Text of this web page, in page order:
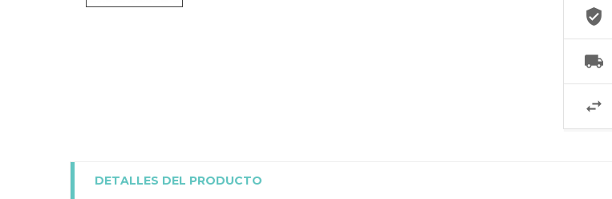
DETALLES DEL PRODUCTO